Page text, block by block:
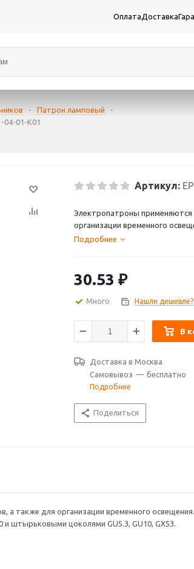
ОплатаДоставка
- Патрон ламповый
-
04-01-K01
Артикул:
Электропатроны применяются
организации временного
В ассортименте представлены
Подробнее
30.53 ₽
Много Нашли дешевле?
В
Доставка в Москва
Самовывоз — бесплатно
Подробнее
Поделиться
а также для организации временного освещения.
штырьковыми цоколями GU5.3, GU10, GX53.